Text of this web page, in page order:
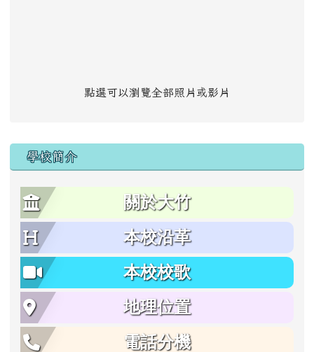
點選可以瀏覽全部照片或影片
學校簡介
關於大竹
本校沿革
本校校歌
地理位置
電話分機